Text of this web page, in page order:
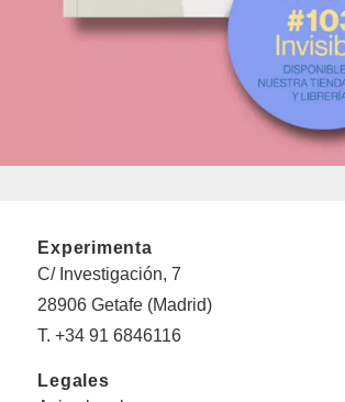
Experimenta
C/ Investigación, 7
28906 Getafe (Madrid)
T. +34 91 6846116
Legales